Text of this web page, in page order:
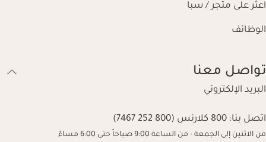
اعثر على متجر / سبا
الوظائف
تواصل معنا
البريد الإلكتروني
اتصل بنا: 800 كلارنس (800 252 7467)
من الاثنين إلى الجمعة - من الساعة 9:00 صباحاً حتى 6:00 مساءً